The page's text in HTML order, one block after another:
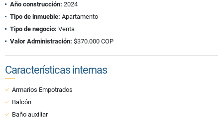
Año construcción: 2024
Tipo de inmueble: Apartamento
Tipo de negocio: Venta
Valor Administración: $370.000 COP
Características internas
Armarios Empotrados
Balcón
Baño auxiliar